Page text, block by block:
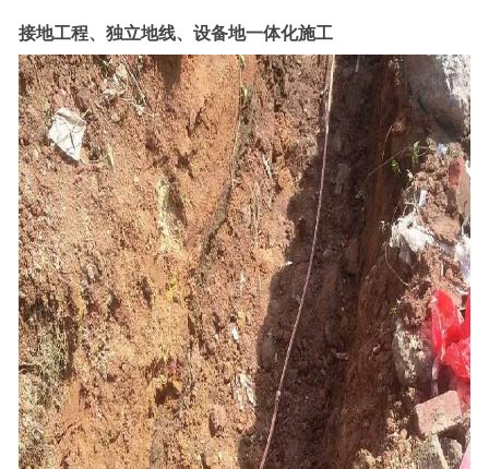
接地工程、独立地线、设备地一体化施工